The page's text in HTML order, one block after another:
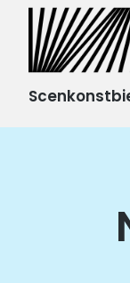
Mötesplats för
och
scenkonst